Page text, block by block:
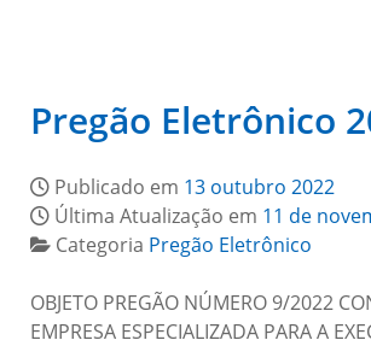
Pregão Eletrônico
Publicado em 13 outubro 2022
Última Atualização em 11 de
Categoria Pregão Eletrônico
OBJETO PREGÃO NÚMERO 9/2022
EMPRESA ESPECIALIZADA PARA A